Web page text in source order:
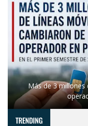
Más de 3 millones
TRENDING